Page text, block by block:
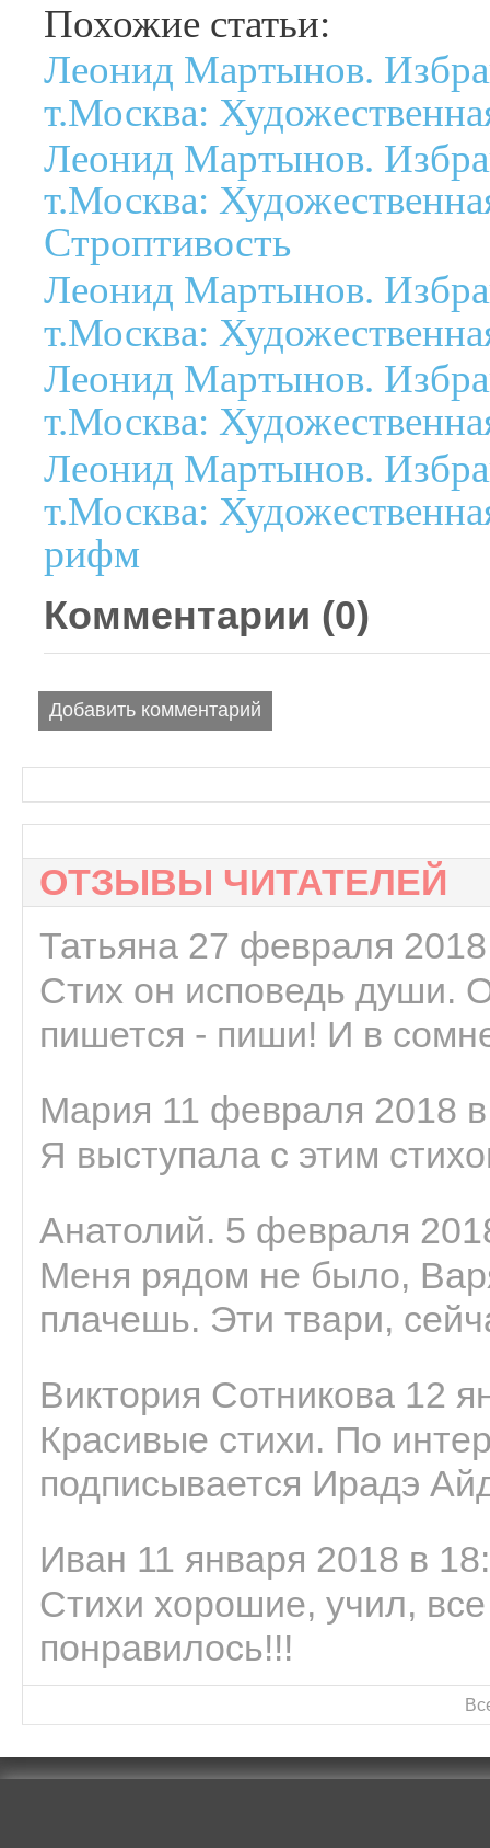
Похожие статьи:
Леонид Мартынов.
т.Москва:
Леонид Мартынов.
т.Москва:
Строптивость
Леонид Мартынов.
т.Москва:
Леонид Мартынов.
т.Москва:
Леонид Мартынов.
т.Москва:
рифм
Комментарии (0)
Добавить комментарий
ОТЗЫВЫ ЧИТАТЕЛЕЙ
Татьяна 27 февраля
Стих он исповедь души.
пишется - пиши! И в
Мария 11 февраля 2018
Я выступала с этим
Анатолий. 5 февраля
Меня рядом не было,
плачешь. Эти твари,
Виктория Сотникова 12
Красивые стихи. По
подписывается Ирадэ
Иван 11 января 2018 в
Стихи хорошие, учил,
понравилось!!!